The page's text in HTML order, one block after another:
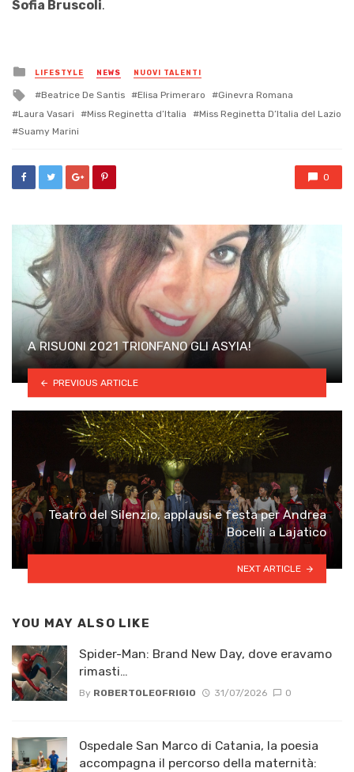
Sofia Bruscoli.
Posted
in
LIFESTYLE NEWS NUOVI TALENTI
Tagged
with
Beatrice De Santis Elisa Primeraro
Ginevra Romana
Laura Vasari
Miss Reginetta d’Italia
Miss Reginetta D’Italia del Lazio
Suamy Marini
0
A RISUONI 2021 TRIONFANO GLI ASYIA!
PREVIOUS ARTICLE
Teatro del Silenzio, applausi e festa per Andrea
Bocelli a Lajatico
NEXT ARTICLE
YOU MAY ALSO LIKE
Spider-Man: Brand New Day, dove eravamo
rimasti…
By ROBERTOLEOFRIGIO 31/07/2026 0
Ospedale San Marco di Catania, la poesia
accompagna il percorso della maternità: